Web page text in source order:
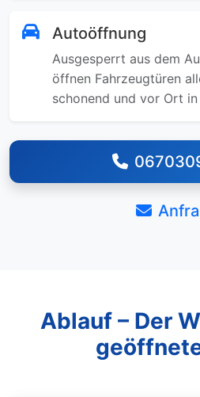
Autoöffnung
Ausgesperrt aus dem
öffnen Fahrzeugtüren
schonend und vor Ort
Ablauf – Der